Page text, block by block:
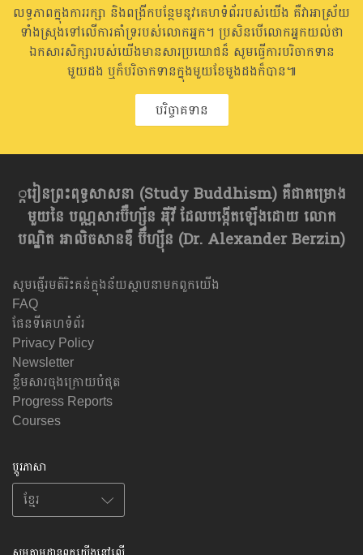
លទ្ធភាពក្នុងការរក្សា និងពង្រីកបន្ថែមនូវគេហទំព័ររបស់យើង គឺវាអាស្រ័យ
ទាំងស្រុងទៅលើការគាំទ្ររបស់លោកអ្នក។ ប្រសិនបើលោកអ្នកយល់ថា
ឯកសារសិក្សារបស់យើងមានសារប្រយោជន៏ សូមធ្វើការបរិចាកទាន
មួយដង ឬក៏បរិចាកទានក្នុងមួយខែមួងដងក៏បាន៕
បរិច្ចាគទាន
្ករៀនព្រះពុទ្ធសាសនា​ (Study Buddhism) គឺជាគម្រោង
មួយនៃ បណ្ណសារប៊ឺហ្សុីន អុីវី ដែលបង្កើតឡើងដោយ លោក
បណ្ឌិត អាលិចសានឌឺ ប៊ឺហ្សុីន (Dr. Alexander Berzin)
សូមផ្ញើរមតិរិះគន់ក្នុងន័យស្ថាបនាមកពួកយើង
FAQ
ផែនទីគេហទំព័រ
Privacy Policy
Newsletter
ខ្លឹមសារចុងក្រោយបំផុត
Progress Reports
Courses
ប្តូរភាសា